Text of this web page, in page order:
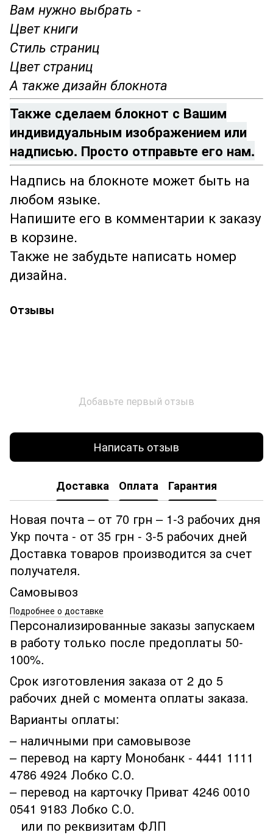
Вам нужно выбрать -
Цвет книги
Стиль страниц
Цвет страниц
А также дизайн блокнота
Также сделаем блокнот с Вашим
индивидуальным изображением или
надписью. Просто отправьте его нам.
Надпись на блокноте может быть на
любом языке.
Напишите его в комментарии к заказу
в корзине.
Также не забудьте написать номер
дизайна.
Отзывы
Добавьте первый отзыв
Написать отзыв
Доставка Оплата Гарантия
Новая почта – от 70 грн – 1-3 рабочих дня
Укр почта - от 35 грн - 3-5 рабочих дней
Доставка товаров производится за счет
получателя.
Самовывоз
Подробнее о доставке
Персонализированные заказы запускаем
в работу только после предоплаты 50-
100%.
Срок изготовления заказа от 2 до 5
рабочих дней с момента оплаты заказа.
Варианты оплаты:
– наличными при самовывозе
– перевод на карту Монобанк - 4441 1111
4786 4924 Лобко С.О.
– перевод на карточку Приват 4246 0010
0541 9183 Лобко С.О.
или по реквизитам ФЛП